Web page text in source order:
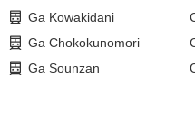
Ga Kowakidani
Ga Chokokunomori
Ga Sounzan